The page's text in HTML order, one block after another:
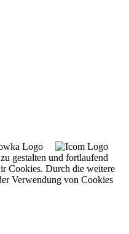
gestalten und fortlaufend
Cookies. Durch die weitere
Verwendung von Cookies